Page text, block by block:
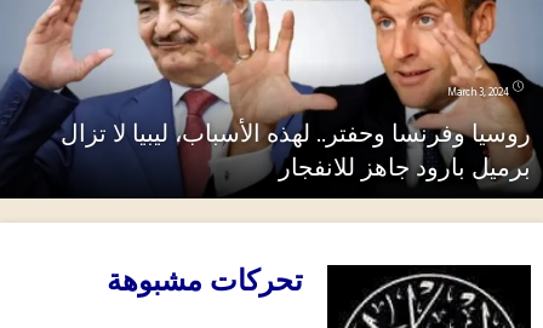
March 3, 2024
روسيا وفرنسا وحفتر.. لهذه الأسباب، ليبيا لا تزال
برميل بارود جاهز للانفجار
تحركات مشبوهة